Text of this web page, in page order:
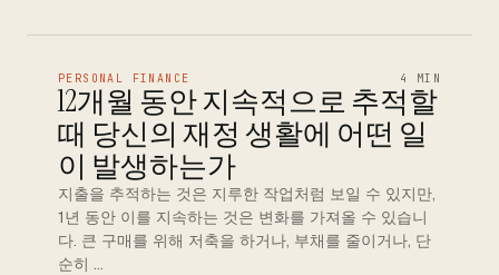
PERSONAL FINANCE 4 MIN
12개월 동안 지속적으로 추적할
때 당신의 재정 생활에 어떤 일
이 발생하는가
지출을 추적하는 것은 지루한 작업처럼 보일 수 있지만,
1년 동안 이를 지속하는 것은 변화를 가져올 수 있습니
다. 큰 구매를 위해 저축을 하거나, 부채를 줄이거나, 단
순히 …